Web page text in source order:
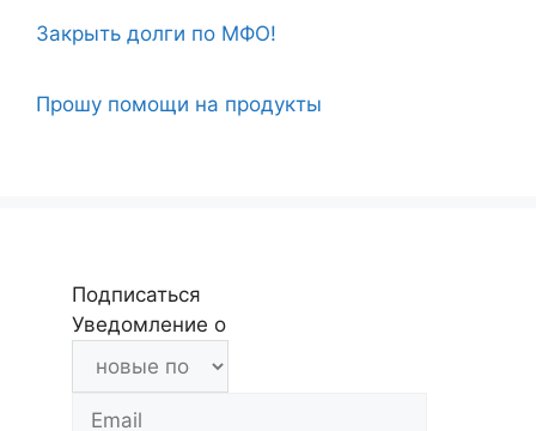
Закрыть долги по МФО!
Прошу помощи на продукты
Подписаться
Уведомление о